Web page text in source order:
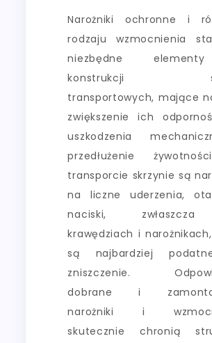
Narożniki ochronne i
rodzaju wzmocnienia
niezbędne
konstrukcji
transportowych, mające
zwiększenie ich
uszkodzenia
przedłużenie
transporcie skrzynie są
na liczne uderzenia,
naciski,
krawędziach i
są najbardziej
zniszczenie.
dobrane i
narożniki i
skutecznie chronią